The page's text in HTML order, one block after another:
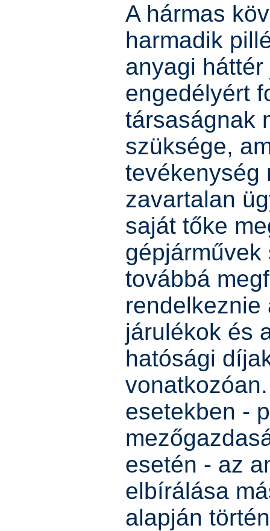
A hármas
harmadik
anyagi
engedélyért
társaságnak
szüksége,
tevékenység
zavartalan
saját tőke
továbbá
rendelkeznie
járulékok és
hatósági
esetekben -
esetén - az
elbírálása
alapján